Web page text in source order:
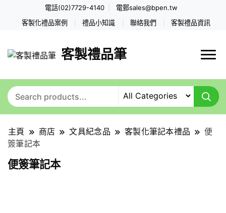
電話(02)7729-4140 電郵sales@bpen.tw
客製化禮品案例 禮品小知識 聯絡我們 客製禮品資訊
客製禮品筆
主頁 商店 文具紀念品 客製化筆記本禮品
便
簽筆記本
便簽筆記本